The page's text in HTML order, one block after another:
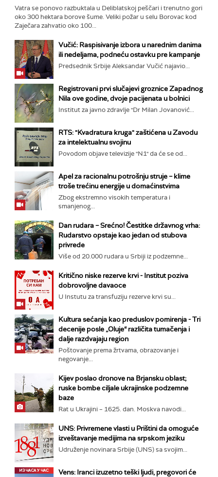
Vatra se ponovo razbuktala u Deliblatskoj peščari i trenutno gori
oko 300 hektara borove šume. Veliki požar u selu Borovac kod
Zaječara zahvatio oko 100...
Vučić: Raspisivanje izbora u narednim danima
ili nedeljama, podneću ostavku pre kampanje
Predsednik Srbije Aleksandar Vučić najavio...
Registrovani prvi slučajevi groznice Zapadnog
Nila ove godine, dvoje pacijenata u bolnici
Institut za javno zdravlje "Dr Milan Jovanović...
RTS: "Kvadratura kruga" zaštićena u Zavodu
za intelektualnu svojinu
Povodom objave televizije "N1" da će se od...
Apel za racionalnu potrošnju struje – klime
troše trećinu energije u domaćinstvima
Zbog ekstremno visokih temperatura i
smanjenog...
Dan rudara – Srećno! Čestitke državnog vrha:
Rudarstvo opstaje kao jedan od stubova
privrede
Više od 20.000 rudara u Srbiji iz podzemne...
Kritično niske rezerve krvi - Institut poziva
dobrovoljne davaoce
U Instutu za transfuziju rezerve krvi su...
Kultura sećanja kao preduslov pomirenja ­- Tri
decenije posle „Oluje“ različita tumačenja i
dalje razdvajaju region
Poštovanje prema žrtvama, obrazovanje i
negovanje...
Kijev poslao dronove na Brjansku oblast;
ruske bombe ciljale ukrajinske podzemne
baze
Rat u Ukrajini – 1625. dan. Moskva navodi...
UNS: Privremene vlasti u Prištini da omoguće
izveštavanje medijima na srpskom jeziku
Udruženje novinara Srbije (UNS) sa svojim...
Vens: Iranci izuzetno teški ljudi, pregovori će